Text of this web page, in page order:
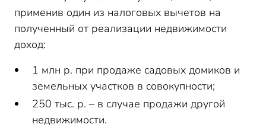
применив один из налоговых вычетов на
полученный от реализации недвижимости
доход:
1 млн р. при продаже садовых домиков и
земельных участков в совокупности;
250 тыс. р. – в случае продажи другой
недвижимости.